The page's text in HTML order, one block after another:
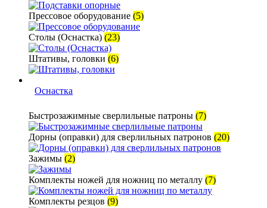
Прессовое оборудование (5)
Столы (Оснастка) (23)
Штативы, головки (6)
Оснастка
Быстрозажимные сверлильные патроны (7)
Дорны (оправки) для сверлильных патронов (20)
Зажимы (2)
Комплекты ножей для ножниц по металлу (7)
Комплекты резцов (9)